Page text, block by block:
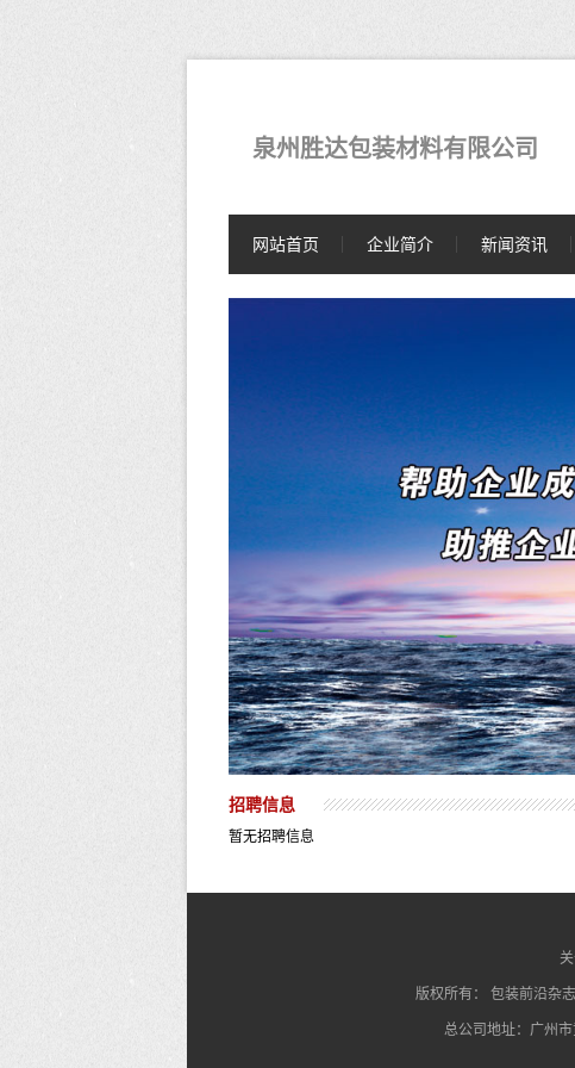
泉州胜达包装材料有限公司
网站首页 企业简介 新闻资讯
招聘信息
暂无招聘信息
版权所有： 包装前沿杂
总公司地址：广州